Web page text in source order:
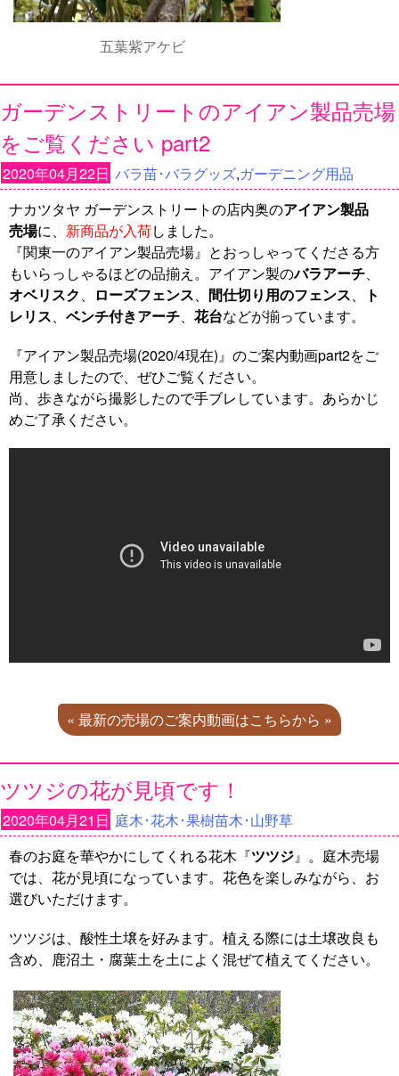
五葉紫アケビ
ガーデンストリートのアイアン製品売場
をご覧ください part2
2020年04月22日 バラ苗･バラグッズ,ガーデニング用品
ナカツタヤ ガーデンストリートの店内奥のアイアン製品
売場に、 新商品が入荷しました。
『関東一のアイアン製品売場』とおっしゃってくださる方
もいらっしゃるほどの品揃え。アイアン製のバラアーチ、
オベリスク、 ローズフェンス、 間仕切り用のフェンス、
ト
レリス、 ベンチ付きアーチ、 花台などが揃っています。
『アイアン製品売場(2020/4現在)』のご案内動画part2をご
用意しましたので、ぜひご覧ください。
尚、歩きながら撮影したので手ブレしています。あらかじ
めご了承ください。
« 最新の売場のご案内動画はこちらから »
ツツジの花が見頃です！
2020年04月21日 庭木･花木･果樹苗木･山野草
春のお庭を華やかにしてくれる花木『ツツジ』。庭木売場
では、花が見頃になっています。花色を楽しみながら、お
選びいただけます。
ツツジは、酸性土壌を好みます。植える際には土壌改良も
含め、鹿沼土・腐葉土を土によく混ぜて植えてください。